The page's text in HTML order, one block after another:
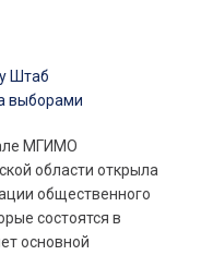
МГИМО
области открыла
общественного
состоятся в
основной